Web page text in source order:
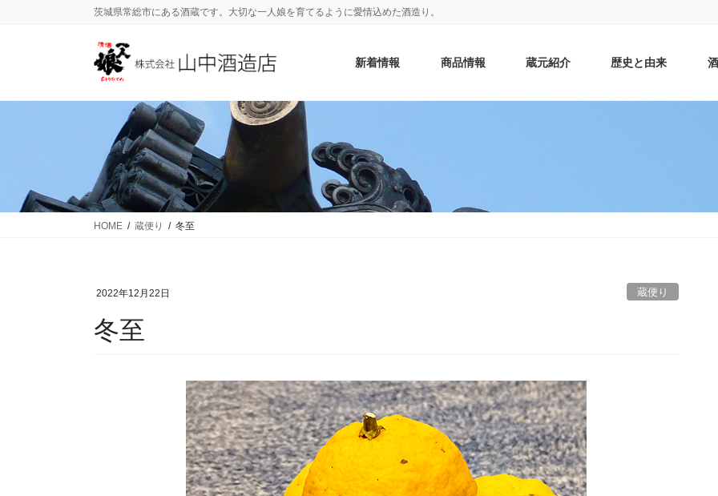
茨城県常総市にある酒蔵です。大切な一人娘を育てるように愛情込めた酒造り。
新着情報 商品情報 蔵元紹介 歴史と由来
HOME 蔵便り 冬至
2022年12月22日 蔵便り
冬至